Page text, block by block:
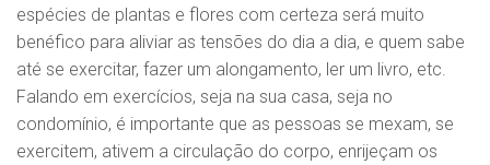
espécies de plantas e flores com certeza será muito
benéfico para aliviar as tensões do dia a dia, e quem sabe
até se exercitar, fazer um alongamento, ler um livro, etc.
Falando em exercícios, seja na sua casa, seja no
condomínio, é importante que as pessoas se mexam, se
exercitem, ativem a circulação do corpo, enrijeçam os